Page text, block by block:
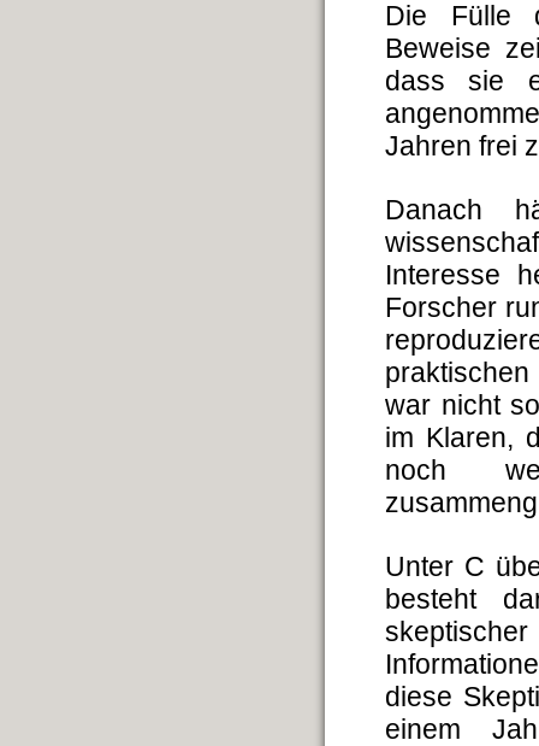
Die Fülle
Beweise
dass sie
Jahren frei
Danach
Interesse
Forscher
war nicht
im Klaren,
noch
Unter C
besteht
diese
einem